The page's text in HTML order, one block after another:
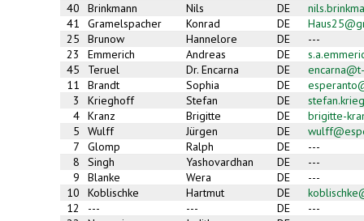
40
Brinkmann Nils DE
41
Gramelspacher Konrad DE
25
Brunow Hannelore DE
---
23
Emmerich Andreas DE
45
Teruel Dr. Encarna DE
11
Brandt Sophia DE
3
Krieghoff Stefan DE
4 Kranz Brigitte DE
brigitte-
5
Wulff Jürgen DE
7
Glomp Ralph DE
---
8
Singh Yashovardhan DE
---
9
Blanke Wera DE
---
10
Koblischke Hartmut DE
12
--- --- DE
---